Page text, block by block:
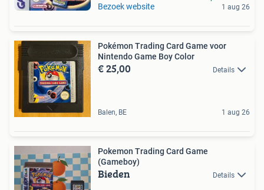
Bezoek website
1 aug 26
Pokémon Trading Card Game voor
Nintendo Game Boy Color
€ 25,00 Details
Balen, BE 1 aug 26
Pokemon Trading Card Game
(Gameboy)
Bieden Details